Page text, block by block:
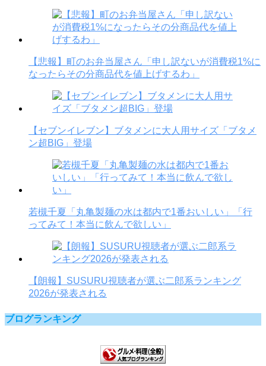
【悲報】町のお弁当屋さん「申し訳ないが消費税1%に
なったらその分商品代を値上げするわ」
【セブンイレブン】ブタメンに大人用サイズ「ブタメ
ン超BIG」登場
若槻千夏「丸亀製麺の水は都内で1番おいしい」「行
ってみて！本当に飲んで欲しい」
【朗報】SUSURU視聴者が選ぶ二郎系ランキング
2026が発表される
ブログランキング